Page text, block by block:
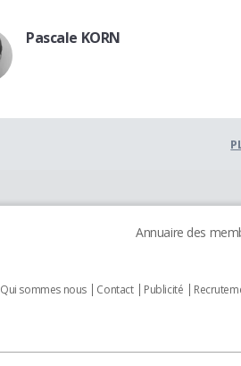
Pascale KORN
Annuaire des
Qui sommes nous Contact Publicité